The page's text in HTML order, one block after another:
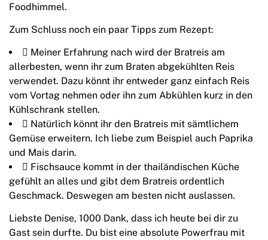
Foodhimmel.
Zum Schluss noch ein paar Tipps zum Rezept:
 Meiner Erfahrung nach wird der Bratreis am
allerbesten, wenn ihr zum Braten abgekühlten Reis
verwendet. Dazu könnt ihr entweder ganz einfach Reis
vom Vortag nehmen oder ihn zum Abkühlen kurz in den
Kühlschrank stellen.
 Natürlich könnt ihr den Bratreis mit sämtlichem
Gemüse erweitern. Ich liebe zum Beispiel auch Paprika
und Mais darin.
 Fischsauce kommt in der thailändischen Küche
gefühlt an alles und gibt dem Bratreis ordentlich
Geschmack. Deswegen am besten nicht auslassen.
Liebste Denise, 1000 Dank, dass ich heute bei dir zu
Gast sein durfte. Du bist eine absolute Powerfrau mit